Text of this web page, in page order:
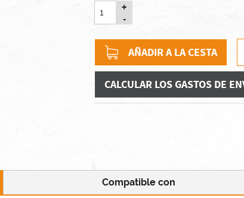
+
-
AÑADIR A LA CESTA
CALCULAR LOS GASTOS DE
Compatible con